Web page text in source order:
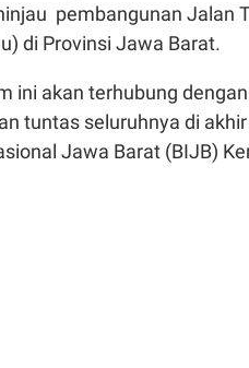
pembangunan Jalan
di Provinsi Jawa Barat.
ini akan terhubung
tuntas seluruhnya di
Jawa Barat (BIJB)